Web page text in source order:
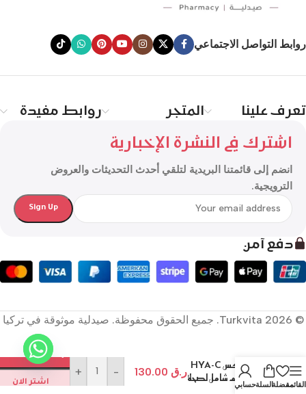
روابط التواصل الاجتماعي
تعرف علينا المتجر روابط مفيدة
اشترك في النشرة الإخبارية
انضم إلى قائمتنا البريدية لتلقي أحدث التحديثات والعروض
الترويجية.
دفع آمن
© 2026 Turkvita. جميع الحقوق محفوظة. صيدلية موثوقة في تركيا
القائمةمفضلةالسلةحسابي
أرتروفلكس HYA-C
II – دعم شامل لصحة
المفاصل
ر.ق -
+
إضافة إلى
اشتر الان